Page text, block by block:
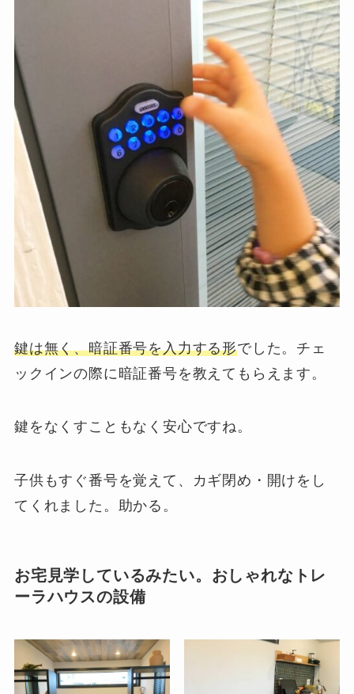
鍵は無く、暗証番号を入力する形でした。チェ
ックインの際に暗証番号を教えてもらえます。
鍵をなくすこともなく安心ですね。
子供もすぐ番号を覚えて、カギ閉め・開けをし
てくれました。助かる。
お宅見学しているみたい。おしゃれなトレ
ーラハウスの設備